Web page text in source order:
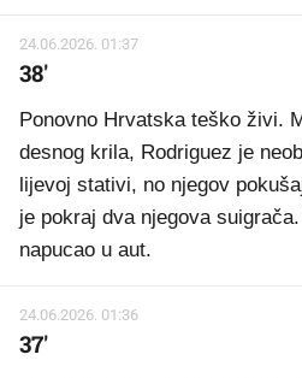
24.06.2026. 01:37
38'
Ponovno Hrvatska teško živi.
desnog krila, Rodriguez je
lijevoj stativi, no njegov
je pokraj dva njegova
napucao u aut.
24.06.2026. 01:36
37'